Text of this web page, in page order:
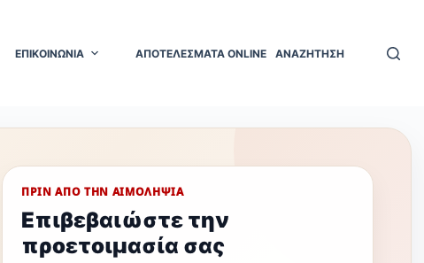
ΕΠΙΚΟΙΝΩΝΙΑ ΑΠΟΤΕΛΕΣΜΑΤΑ ONLINE ΑΝΑΖΗΤΗΣΗ
ΠΡΙΝ ΑΠΟ ΤΗΝ ΑΙΜΟΛΗΨΙΑ
Επιβεβαιώστε την
προετοιμασία σας